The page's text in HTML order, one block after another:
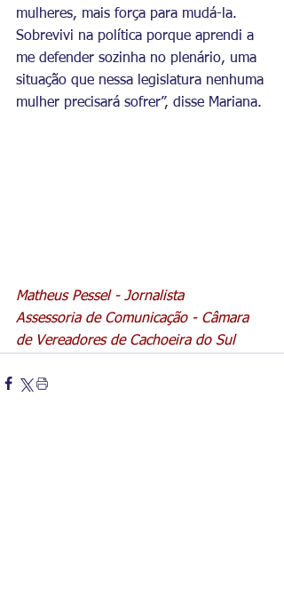
mulheres, mais força para mudá-la.
Sobrevivi na política porque aprendi a
me defender sozinha no plenário, uma
situação que nessa legislatura nenhuma
mulher precisará sofrer”, disse Mariana.
Matheus Pessel - Jornalista
Assessoria de Comunicação - Câmara
de Vereadores de Cachoeira do Sul